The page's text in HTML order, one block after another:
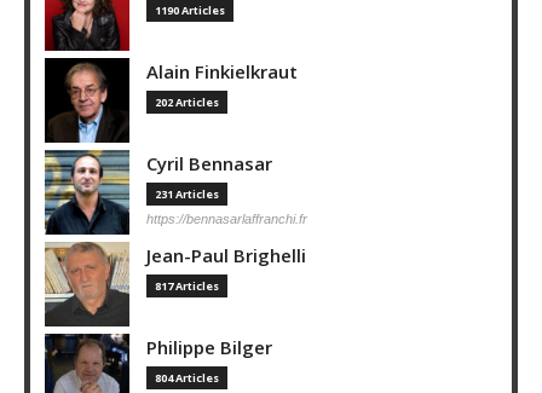
1190 Articles
Alain Finkielkraut
202 Articles
Cyril Bennasar
231 Articles
https://bennasarlaffranchi.fr
Jean-Paul Brighelli
817 Articles
Philippe Bilger
804 Articles